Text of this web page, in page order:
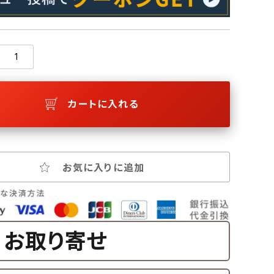
カートに入れる
お気に入りに追加
お取り寄せ